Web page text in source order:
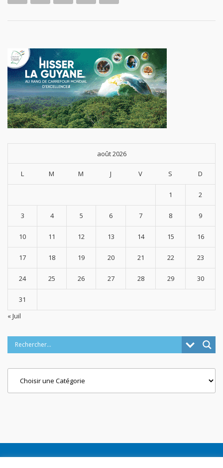
août 2026
L M M J V S D
1 2
3 4 5 6 7 8 9
10 11 12 13 14 15 16
17 18 19 20 21 22 23
24 25 26 27 28 29 30
31
« Juil